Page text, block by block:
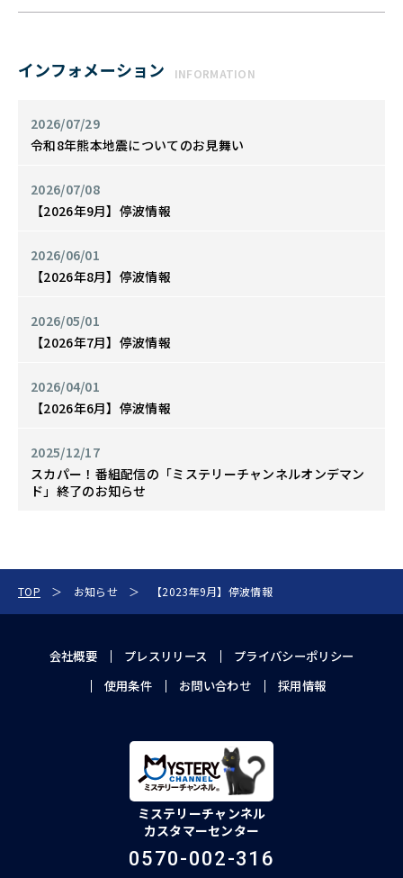
インフォメーション INFORMATION
2026/07/29
令和8年熊本地震についてのお見舞い
2026/07/08
【2026年9月】停波情報
2026/06/01
【2026年8月】停波情報
2026/05/01
【2026年7月】停波情報
2026/04/01
【2026年6月】停波情報
2025/12/17
スカパー！番組配信の「ミステリーチャンネルオンデマン
ド」終了のお知らせ
TOP お知らせ 【2023年9月】停波情報
会社概要 プレスリリース
プライバシーポリシー
使用条件
お問い合わせ 採用情報
ミステリーチャンネル
カスタマーセンター
0570-002-316